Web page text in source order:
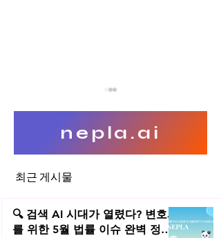
법적 문제
nepla.ai
최근 게시물
🔍 검색 AI 시대가 열렸다? 변호사
를 위한 5월 법률 이슈 완벽 정리 |